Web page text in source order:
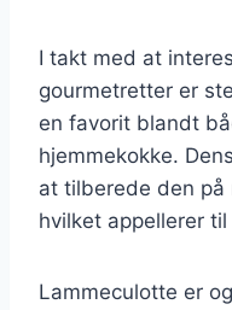
I takt med at
gourmetretter er
en favorit blandt
hjemmekokke.
at tilberede den på
hvilket appellerer
Lammeculotte er